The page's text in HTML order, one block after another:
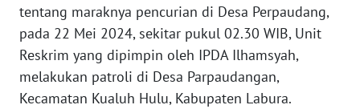
tentang maraknya pencurian di Desa Perpaudang,
pada 22 Mei 2024, sekitar pukul 02.30 WIB, Unit
Reskrim yang dipimpin oleh IPDA Ilhamsyah,
melakukan patroli di Desa Parpaudangan,
Kecamatan Kualuh Hulu, Kabupaten Labura.
WN
SULTRA
WN
NTB